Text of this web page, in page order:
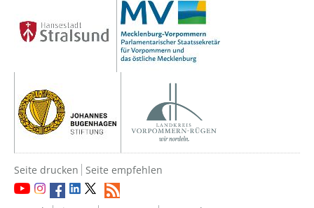
Seite drucken Seite empfehlen